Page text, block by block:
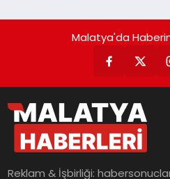
Malatya'da
Reklam & İşbirliği: